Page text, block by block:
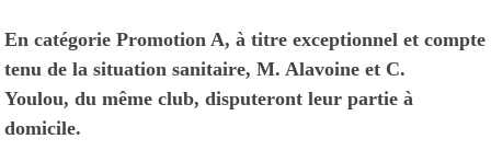
En catégorie Promotion A, à titre exceptionnel et compte
tenu de la situation sanitaire, M. Alavoine et C.
Youlou, du même club, disputeront leur partie à
domicile.